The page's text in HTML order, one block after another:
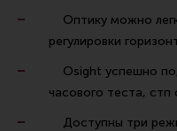
Оптику можно
регулировки
Osight успешно
часового теста, стп
Доступны три